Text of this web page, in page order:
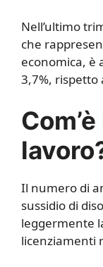
Nell’ultimo
che
economica, è
3,7%, rispetto
Il numero di
sussidio di
leggermente
licenziamenti